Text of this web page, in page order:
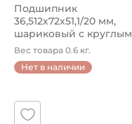
Подшипник
36,512х72х51,1/20 мм,
шариковый с круглым
отверстием на вал 3...
Вес товара 0.6 кг.
Нет в наличии